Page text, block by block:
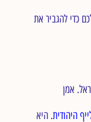
כדי להגביר את
היהודית. היא